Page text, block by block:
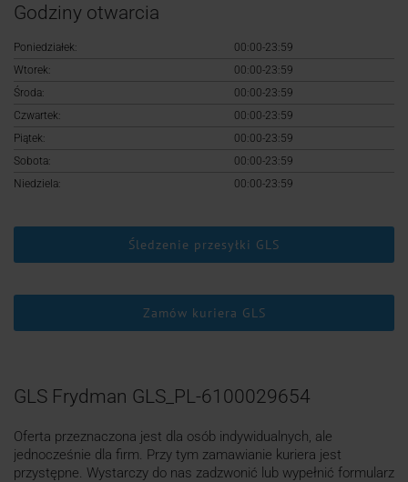
Godziny otwarcia
Poniedziałek:
00:00-23:59
Wtorek:
00:00-23:59
Środa:
00:00-23:59
Czwartek:
00:00-23:59
Piątek:
00:00-23:59
Sobota:
00:00-23:59
Niedziela:
00:00-23:59
Śledzenie przesyłki GLS
Zamów kuriera GLS
GLS Frydman GLS_PL-6100029654
Oferta przeznaczona jest dla osób indywidualnych, ale
jednocześnie dla firm. Przy tym zamawianie kuriera jest
przystępne. Wystarczy do nas zadzwonić lub wypełnić formularz